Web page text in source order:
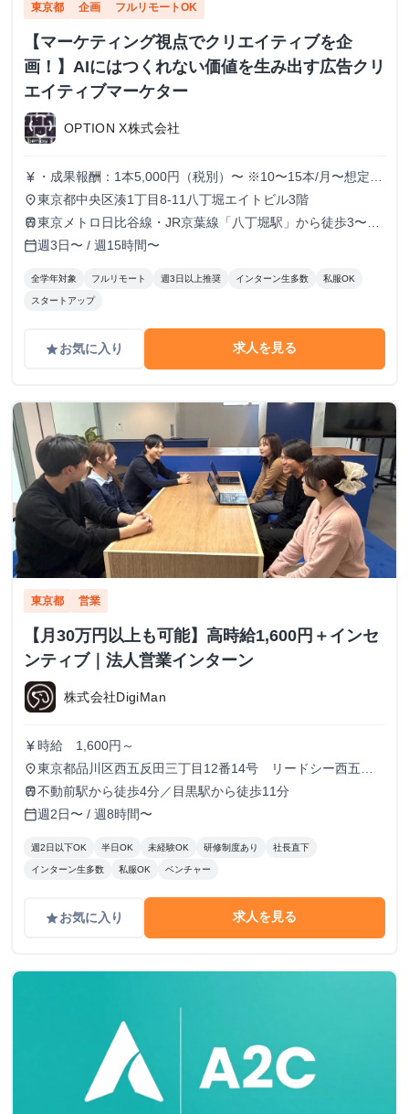
東京都 企画 フルリモートOK
【マーケティング視点でクリエイティブを企
画！】AIにはつくれない価値を生み出す広告クリ
エイティブマーケター
OPTION X株式会社
currency_yen ・成果報酬：1本5,000円（税別）〜 ※10〜15本/月〜想定
※経験、実績、能力等によって変動 ※トライアル期間の場
合変動あり
place東京都中央区湊1丁目8-11八丁堀エイトビル3階
train東京メトロ日比谷線・JR京葉線「八丁堀駅」から徒歩3〜6
分
calendar_today週3日〜 / 週15時間〜
全学年対象 フルリモート 週3日以上推奨 インターン生多数 私服OK
スタートアップ
gradeお気に入り 求人を見る
東京都 営業
【月30万円以上も可能】高時給1,600円＋インセ
ンティブ｜法人営業インターン
株式会社DigiMan
currency_yen 時給 1,600円～
place東京都品川区西五反田三丁目12番14号 リードシー西五反
田ビル7-8階（受付8階）
train不動前駅から徒歩4分／目黒駅から徒歩11分
calendar_today週2日〜 / 週8時間〜
週2日以下OK 半日OK 未経験OK 研修制度あり 社長直下
インターン生多数 私服OK ベンチャー
gradeお気に入り 求人を見る